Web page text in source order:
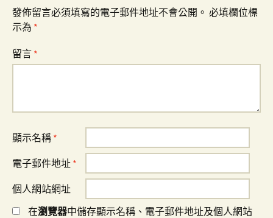
發佈留言必須填寫的電子郵件地址不會公開。 必填欄位標
示為 *
留言 *
顯示名稱 *
電子郵件地址 *
個人網站網址
在瀏覽器中儲存顯示名稱、電子郵件地址及個人網站